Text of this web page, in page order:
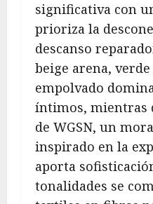
significativa con
prioriza la
descanso
beige arena,
empolvado
íntimos, mientras
de WGSN, un
inspirado en la
aporta
tonalidades se